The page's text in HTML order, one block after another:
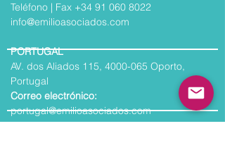
Teléfono | Fax +34 91 060 8022
info@emilioasociados.com
PORTUGAL
AV. dos Aliados 115, 4000-065 Oporto,
Portugal
Correo electrónico:
portugal@emilioasociados.com